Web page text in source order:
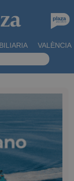
VALÈNCIA